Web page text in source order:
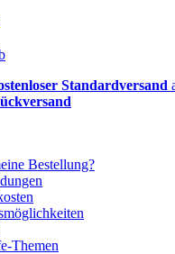
Standardversand
Bestellung?
Themen